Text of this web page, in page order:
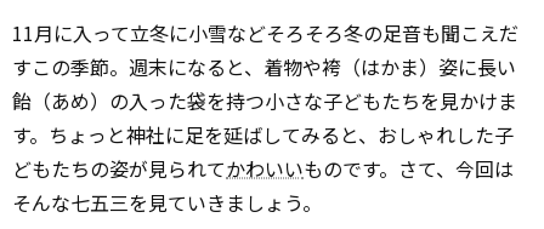
11月に入って立冬に小雪などそろそろ冬の足音も聞こえだ
すこの季節。週末になると、着物や袴（はかま）姿に長い
飴（あめ）の入った袋を持つ小さな子どもたちを見かけま
す。ちょっと神社に足を延ばしてみると、おしゃれした子
どもたちの姿が見られてかわいいものです。さて、今回は
そんな七五三を見ていきましょう。